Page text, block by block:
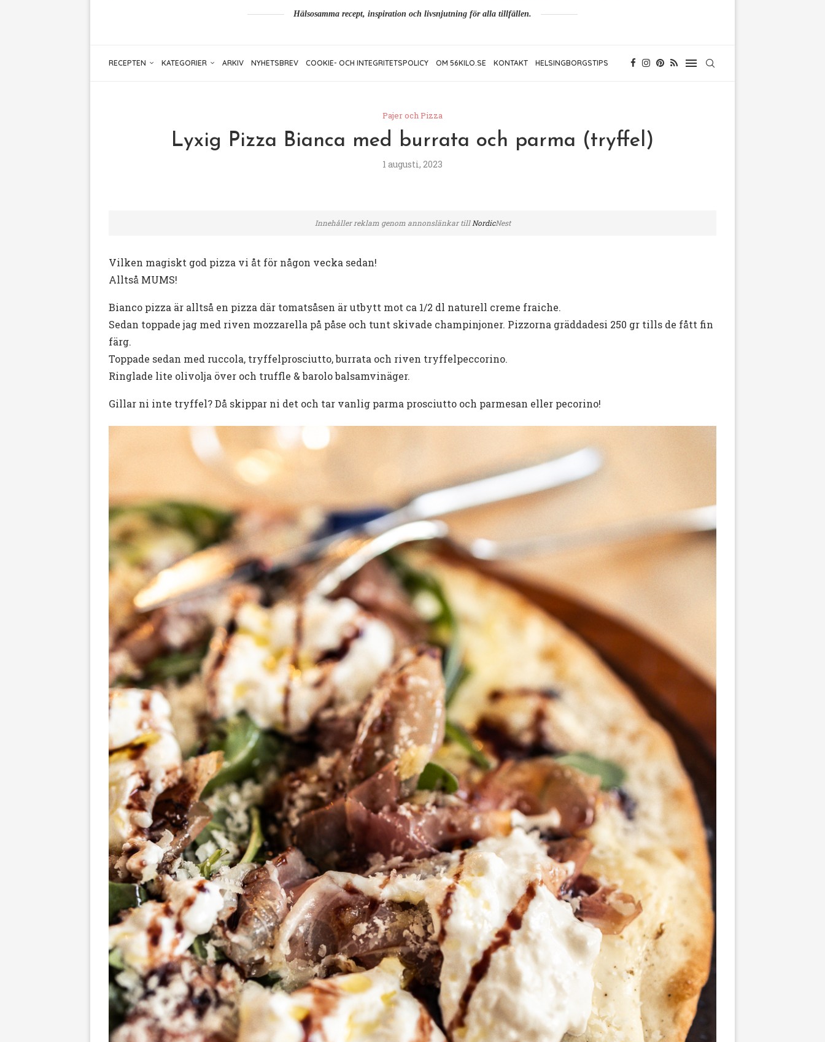
Hälsosamma recept, inspiration och livsnjutning för alla tillfällen.
RECEPTEN KATEGORIER ARKIV NYHETSBREV COOKIE- OCH INTEGRITETSPOLICY OM 56KILO.SE KONTAKT HELSINGBORGSTIPS
Pajer och Pizza
Lyxig Pizza Bianca med burrata och parma (tryffel)
1 augusti, 2023
Innehåller reklam genom annonslänkar tillNordicNest
Vilken magiskt god pizza vi åt för någon vecka sedan!
Alltså MUMS!
Bianco pizza är alltså en pizza där tomatsåsen är utbytt mot ca 1/2 dl naturell creme fraiche.
Sedan toppade jag med riven mozzarella på påse och tunt skivade champinjoner. Pizzorna gräddadesi 250 gr tills de fått fin
färg.
Toppade sedan med ruccola, tryffelprosciutto, burrata och riven tryffelpeccorino.
Ringlade lite olivolja över och truffle & barolo balsamvinäger.
Gillar ni inte tryffel? Då skippar ni det och tar vanlig parma prosciutto och parmesan eller pecorino!